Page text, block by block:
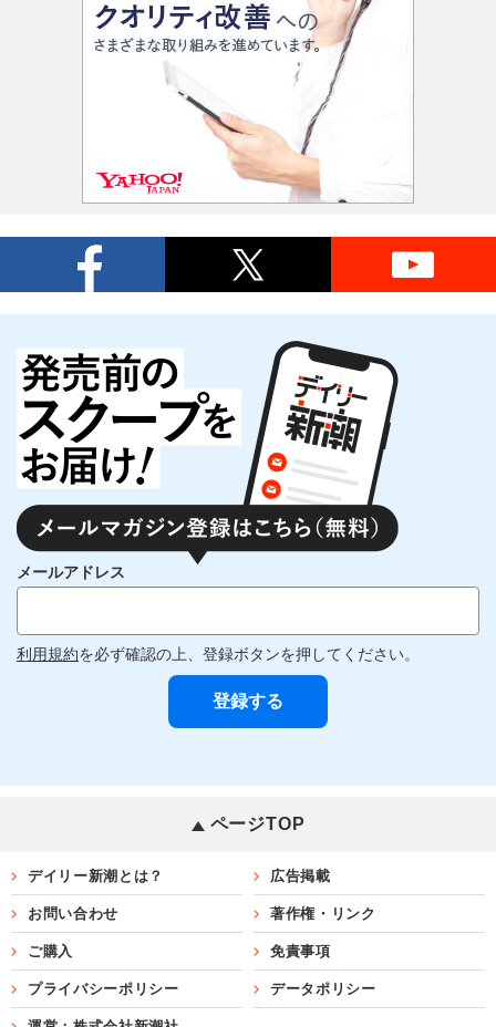
メールアドレス
利用規約を必ず確認の上、登録ボタンを押してください。
ページTOP
デイリー新潮とは？ 広告掲載
お問い合わせ 著作権・リンク
ご購入 免責事項
プライバシーポリシー データポリシー